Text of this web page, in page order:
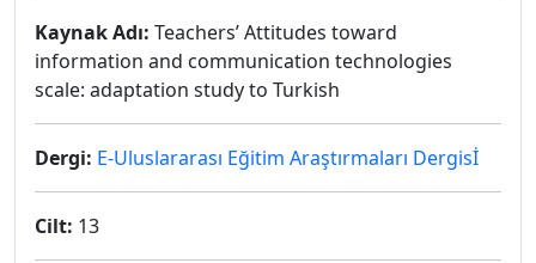
Kaynak Adı: Teachers’ Attitudes toward
information and communication technologies
scale: adaptation study to Turkish
Dergi: E-Uluslararası Eğitim Araştırmaları Dergisİ
Cilt: 13